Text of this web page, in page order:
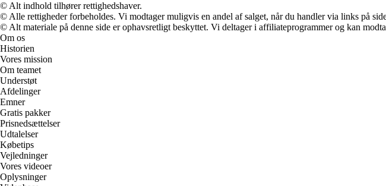
© Alt indhold tilhører rettighedshaver.
© Alle rettigheder forbeholdes. Vi modtager muligvis en andel af salget, når du handler via links på
© Alt materiale på denne side er ophavsretligt beskyttet. Vi deltager i affiliateprogrammer og kan
Om os
Historien
Vores mission
Om teamet
Understøt
Afdelinger
Emner
Gratis pakker
Prisnedsættelser
Udtalelser
Købetips
Vejledninger
Vores videoer
Oplysninger